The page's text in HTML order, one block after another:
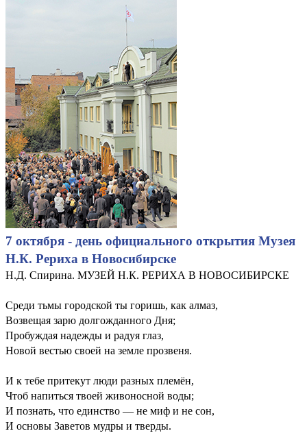
7 октября - день официального открытия Музея
Н.К. Рериха в Новосибирске
Н.Д. Спирина. МУЗЕЙ Н.К. РЕРИХА В НОВОСИБИРСКЕ
Среди тьмы городской ты горишь, как алмаз,
Возвещая зарю долгожданного Дня;
Пробуждая надежды и радуя глаз,
Новой вестью своей на земле прозвеня.
И к тебе притекут люди разных племён,
Чтоб напиться твоей живоносной воды;
И познать, что единство — не миф и не сон,
И основы Заветов мудры и тверды.